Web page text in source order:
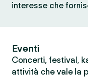
interesse che
Eventi
Concerti, festival,
attività che vale la